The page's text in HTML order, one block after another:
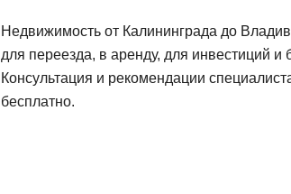
Недвижимость от Калининграда до
для переезда, в аренду, для инвестиций и
Консультация и рекомендации
бесплатно.